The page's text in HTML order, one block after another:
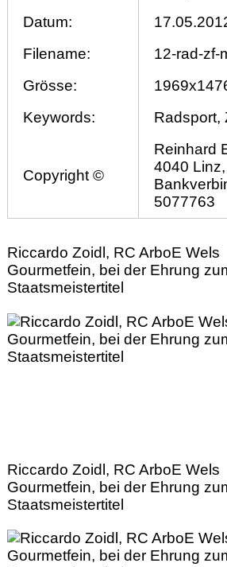
Datum:
Filename:
12-rad-zf-
Grösse:
Keywords:
Radsport,
Copyright ©
Reinhard
4040
5077763
Riccardo Zoidl, RC ArboE Wels
Gourmetfein, bei der Ehrung
Staatsmeistertitel
Riccardo Zoidl, RC ArboE Wels
Gourmetfein, bei der Ehrung
Staatsmeistertitel